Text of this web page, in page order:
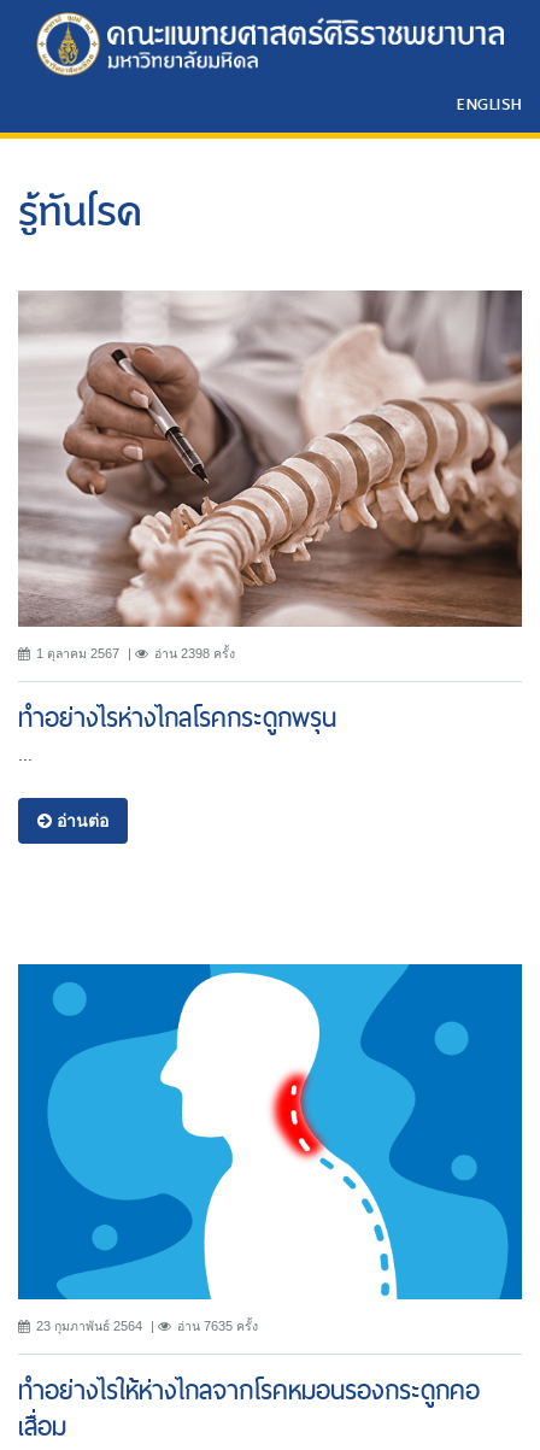
ENGLISH
รู้ทันโรค
1 ตุลาคม 2567 อ่าน 2398 ครั้ง
ทำอย่างไรห่างไกลโรคกระดูกพรุน
อ่านต่อ
23 กุมภาพันธ์ 2564 อ่าน 7635 ครั้ง
ทำอย่างไรให้ห่างไกลจากโรคหมอนรองกระดูกคอ
เสื่อม